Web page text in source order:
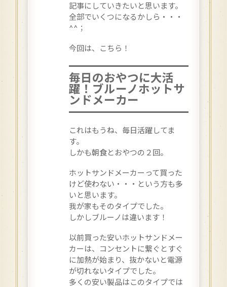
記事にしていきたいと思います。
全部でいくつになるかしら・・・
^^；
今回は、こちら！
毎日のおやつに大活
躍！ブルーノホットサ
ンドメーカー
これはもうね、毎日活躍してま
す。
しかも朝食とおやつの２回。
ホットサンドメーカーって買った
けど使わない・・・という方も多
いと思います。
我が家もそのタイプでした。
しかしブルーノは違います！
以前買った安いホットサンドメー
カーは、コンセントに繋ぐとすぐ
に加熱が始まり、抜かないと電源
が切れないタイプでした。
多くの安い製品はこのタイプでは